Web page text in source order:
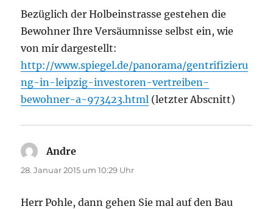
Bezüglich der Holbeinstrasse gestehen die
Bewohner Ihre Versäumnisse selbst ein, wie
von mir dargestellt:
http://www.spiegel.de/panorama/gentrifizieru
ng-in-leipzig-investoren-vertreiben-
bewohner-a-973423.html (letzter Abscnitt)
Andre
28. Januar 2015 um 10:29 Uhr
Herr Pohle, dann gehen Sie mal auf den Bau